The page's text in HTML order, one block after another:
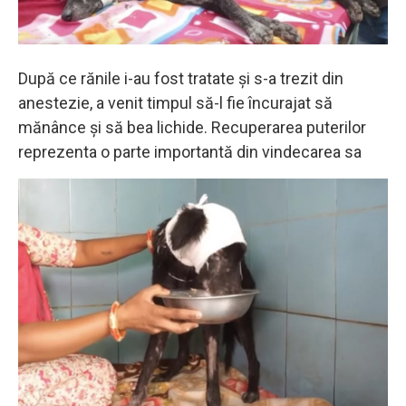
După ce rănile i-au fost tratate și s-a trezit din
anestezie, a venit timpul să-l fie încurajat să
mănânce și să bea lichide. Recuperarea puterilor
reprezenta o parte importantă din vindecarea sa